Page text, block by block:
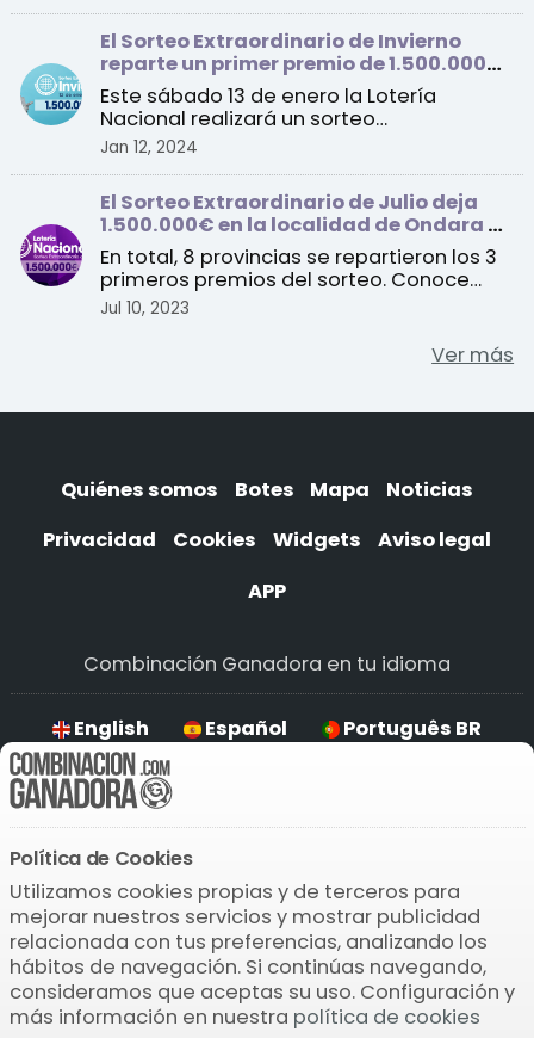
El Sorteo Extraordinario de Invierno
reparte un primer premio de 1.500.000
euros por serie
Este sábado 13 de enero la Lotería
Nacional realizará un sorteo
extraordinario con un total de 1 ...
Jan 12, 2024
El Sorteo Extraordinario de Julio deja
1.500.000€ en la localidad de Ondara en
Alicante
En total, 8 provincias se repartieron los 3
primeros premios del sorteo. Conoce
todos los detall ...
Jul 10, 2023
Ver más
Quiénes somos Botes Mapa
Noticias
Privacidad
Cookies Widgets
Aviso legal
APP
Combinación Ganadora en tu idioma
English Español Português BR
Descarga la APP
Política de Cookies
Utilizamos cookies propias y de terceros para
mejorar nuestros servicios y mostrar publicidad
relacionada con tus preferencias, analizando los
hábitos de navegación. Si continúas navegando,
consideramos que aceptas su uso. Configuración y
más información en nuestra política de cookies